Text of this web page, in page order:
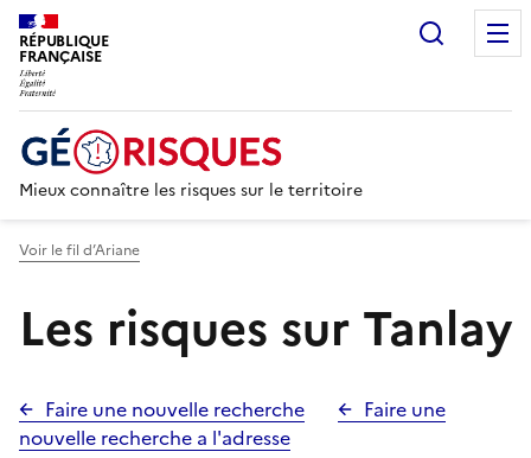
RÉPUBLIQUE
FRANÇAISE
Mieux connaître les risques sur le territoire
Voir le fil d’Ariane
Les risques sur Tanlay
Faire une nouvelle recherche
Faire une
nouvelle recherche a l'adresse